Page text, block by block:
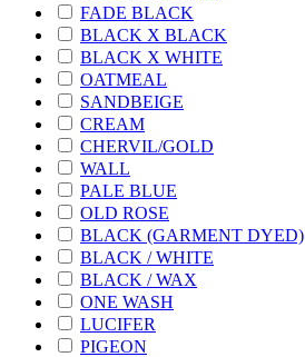
FADE BLACK
BLACK X BLACK
BLACK X WHITE
OATMEAL
SANDBEIGE
CREAM
CHERVIL/GOLD
WALL
PALE BLUE
OLD ROSE
BLACK (GARMENT DYED)
BLACK / WHITE
BLACK / WAX
ONE WASH
LUCIFER
PIGEON